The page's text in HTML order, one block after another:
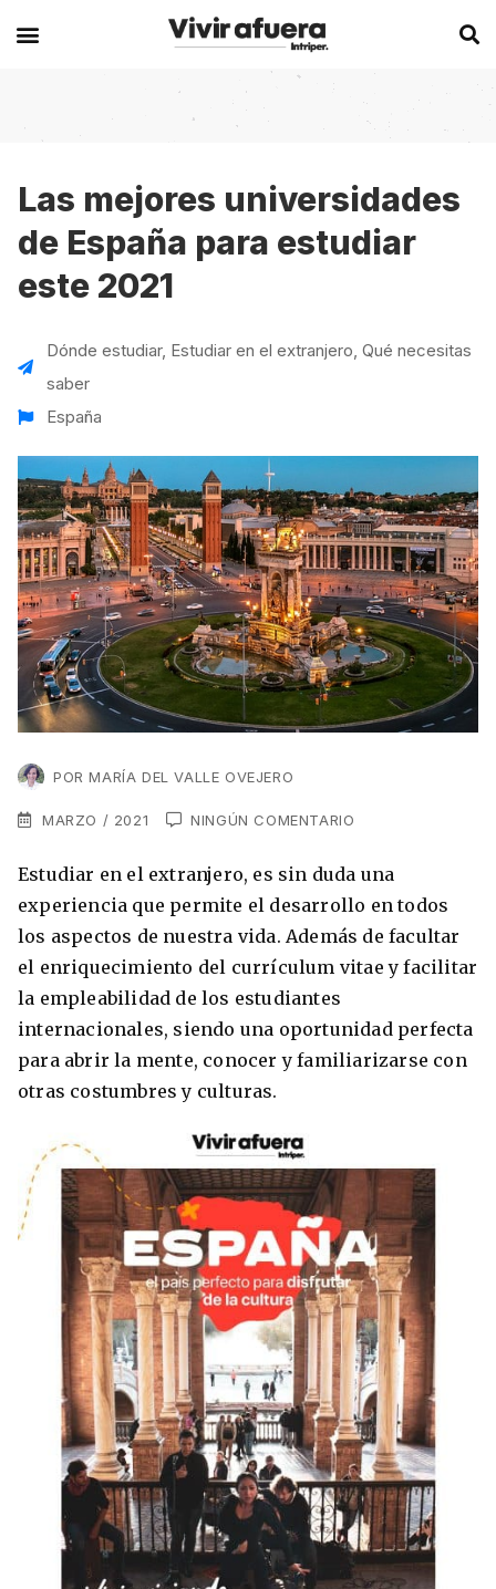
Secciones
Becas
Historias de viajeros
Intercambios
Voluntariados
Work
Working Holidays
Lo último sobre intercambios
digital
Australia permitirá la entrada de
estudiantes y trabajadores cualificados
vacunados contra el Covid-19
Agustina Fontirroig 23/11/2021
Europa
Alemania
Bélgica
Chipre
Irlanda
Italia
Malta
Reino Unido
Suecia
Asia
China
Oceanía
Australia
Nueva Zelanda
América
Brasil
Canadá
Estados Unidos
Ecuador
México
VER TODOS LOS PAÍSES
Experiencias en el extranjero
Australia
Canadá
España
Nueva Zelanda
VER TODAS LAS EXPERIENCIAS
Estudia un Máster de Marketing en Madrid
Estudia Inglés frente al Mediterráneo
Estudia un Bachelor de IT en Cork
Síguenos en las redes
Suscríbete a nuestro
newsletter
vivir afuera.
He leído y acepto los Términos y
Condiciones
ENVIAR
Las mejores universidades
de España para estudiar
este 2021
Dónde estudiar, Estudiar en el extranjero, Qué necesitas
saber
España
POR MARÍA DEL VALLE OVEJERO
MARZO / 2021 NINGÚN COMENTARIO
Estudiar en el extranjero, es sin duda una
experiencia que permite el desarrollo en todos
los aspectos de nuestra vida. Además de facultar
el enriquecimiento del currículum vitae y facilitar
la empleabilidad de los estudiantes
internacionales, siendo una oportunidad perfecta
para abrir la mente, conocer y familiarizarse con
otras costumbres y culturas.